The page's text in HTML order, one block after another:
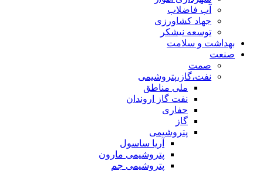
آب فاضلاب
جهاد کشاورزی
توسعه نیشکر
بهداشت و سلامت
صنعت
صمت
نفت،گاز،پتروشیمی
ملی مناطق
نفت گاز اروندان
حفاری
گاز
پتروشیمی
آریا ساسول
پتروشیمی مارون
پتروشیمی جم